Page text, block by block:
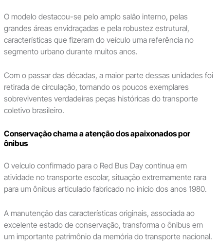
O modelo destacou-se pelo amplo salão interno, pelas
grandes áreas envidraçadas e pela robustez estrutural,
características que fizeram do veículo uma referência no
segmento urbano durante muitos anos.
Com o passar das décadas, a maior parte dessas unidades foi
retirada de circulação, tornando os poucos exemplares
sobreviventes verdadeiras peças históricas do transporte
coletivo brasileiro.
Conservação chama a atenção dos apaixonados por
ônibus
O veículo confirmado para o Red Bus Day continua em
atividade no transporte escolar, situação extremamente rara
para um ônibus articulado fabricado no início dos anos 1980.
A manutenção das características originais, associada ao
excelente estado de conservação, transforma o ônibus em
um importante patrimônio da memória do transporte nacional.